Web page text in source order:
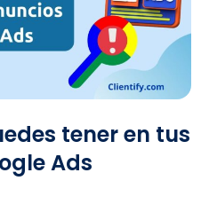
tener en tus
Ads